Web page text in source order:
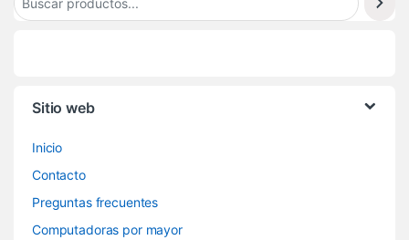
Sitio web
Inicio
Contacto
Preguntas frecuentes
Computadoras por mayor